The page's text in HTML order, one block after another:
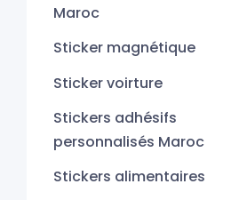
Maroc
Sticker magnétique
Sticker voirture
Stickers adhésifs
personnalisés Maroc
Stickers alimentaires